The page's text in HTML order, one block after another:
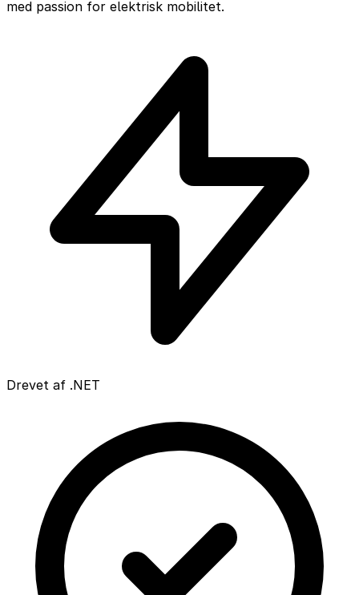
med passion for elektrisk mobilitet.
Drevet af .NET